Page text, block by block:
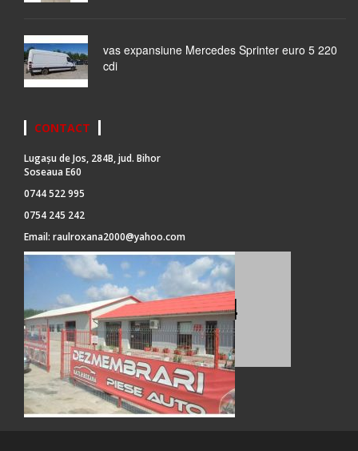
vas expansiune Mercedes Sprinter euro 5 220
cdi
CONTACT
Lugașu de Jos, 284B, jud. Bihor
Soseaua E60
0744 522 995
0754 245 242
Email: raulroxana2000@yahoo.com